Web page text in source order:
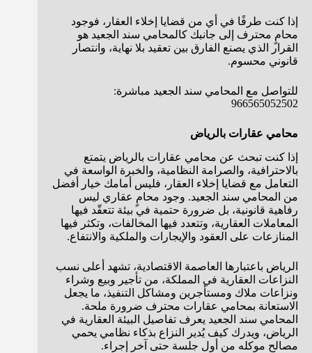
إذا كنت طرفًا في أي من قضايا إخلاء العقار، فوجود
محامٍ محترف إلى جانبك كالمحامي سند الجعيد هو
القرار الذي يصنع الفارق بين تعقيد بلا نهاية، وانتصار
قانوني محسوم.
للتواصل مع المحامي سند الجعيد مباشرة:
966565052502
محامي عقارات بالرياض
إذا كنت تبحث عن محامي عقارات بالرياض يتمتع
بالاحترافية، والصرامة النظامية، والخبرة الواسعة في
التعامل مع قضايا إخلاء العقار، فليس أمامك خيار أفضل
من المحامي سند الجعيد. وجود محامٍ عقاري ليس
رفاهية قانونية، بل ضرورة حتمية في بيئة تتعقّد فيها
المعاملات العقارية، وتتعدد فيها المخالفات، وتكثر فيها
المنازعات على العقود والإيجارات والملكية والانتفاع.
الرياض باعتبارها العاصمة الاقتصادية، تشهد أعلى نسب
النزاعات العقارية في المملكة، من تأجير وبيع وشراء
ونزاعات ملاك ومستأجرين ومشاكل التنفيذ، ما يجعل
الاستعانة بمحامي عقارات محترف ضرورة ملحة.
المحامي سند الجعيد يعرف تفاصيل البيئة العقارية في
الرياض، ويدرك كيف يُدير النزاع بذكاء نظامي يحمي
مصالح موكله من أول جلسة حتى آخر إجراء.